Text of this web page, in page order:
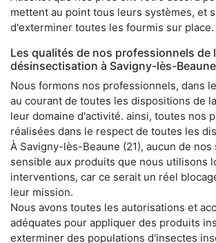
mettent au point tous leurs systèmes, et
d'exterminer toutes les fourmis sur place.
Les qualités de nos professionnels de
désinsectisation à Savigny-lès-Beaune
Nous formons nos professionnels, dans
au courant de toutes les dispositions de
leur domaine d'activité. ainsi, toutes nos
réalisées dans le respect de toutes les
À Savigny-lès-Beaune (21), aucun de
sensible aux produits que nous utilisons
interventions, car ce serait un réel
leur mission.
Nous avons toutes les autorisations et
adéquates pour appliquer des produits
exterminer des populations d'insectes